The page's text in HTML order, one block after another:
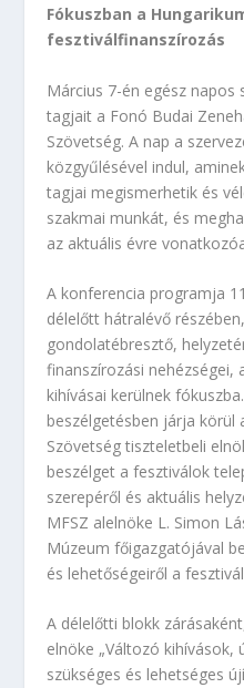
Fókuszban a
fesztiválfinanszírozás
Március 7-én egész
tagjait a Fonó Budai
Szövetség. A nap a
közgyűlésével indul,
tagjai megismerhetik és
szakmai munkát, és
az aktuális évre
A konferencia programja
délelőtt hátralévő
gondolatébresztő,
finanszírozási nehézségei,
kihívásai kerülnek
beszélgetésben járja körül
Szövetség tiszteletbeli
beszélget a fesztiválok
szerepéről és aktuális
MFSZ alelnöke L. Simon
Múzeum főigazgatójával
és lehetőségeiről a
A délelőtti blokk
elnöke „Változó kihívások,
szükséges és lehetséges